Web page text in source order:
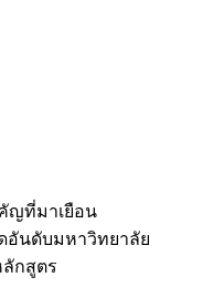
ญที่มาเยือน
อันดับมหาวิทยาลัย
ลักสูตร